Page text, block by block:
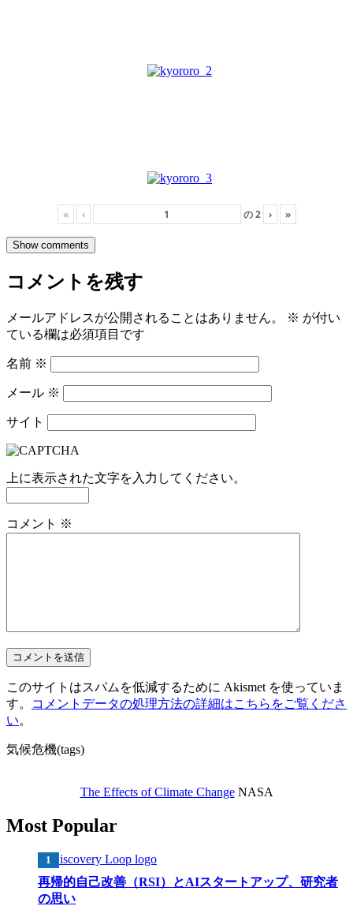
« ‹ の2 › »
Show comments
コメントを残す
メールアドレスが公開されることはありません。 ※ が付い
ている欄は必須項目です
名前 ※
メール ※
サイト
上に表示された文字を入力してください。
コメント ※
このサイトはスパムを低減するために Akismet を使っていま
す。
コメントデータの処理方法の詳細はこちらをご覧くださ
い。
気候危機(tags)
The Effects of Climate ChangeNASA
Most Popular
再帰的自己改善（RSI）とAIスタートアップ、研究者
の思い